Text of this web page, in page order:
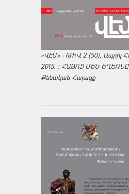
«ՎԷՄ» - ԹԻՎ 2 (50), Ապրիլ-
2015. : ՀԱՅՈՑ ՄԵԾ
Քննական Հայացք